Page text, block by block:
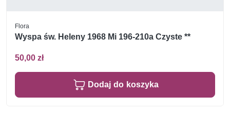
Flora
Wyspa św. Heleny 1968 Mi 196-210a Czyste **
50,00 zł
Dodaj do koszyka